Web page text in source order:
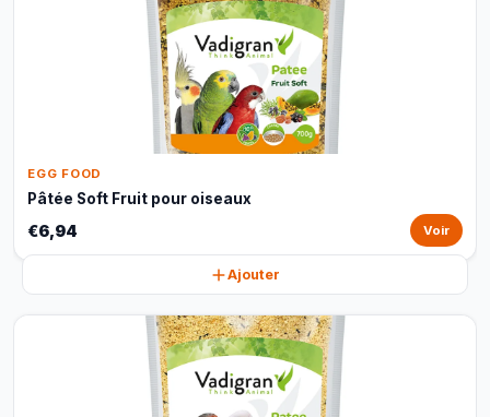
EGG FOOD
Pâtée Soft Fruit pour oiseaux
€6,94 Voir
Ajouter